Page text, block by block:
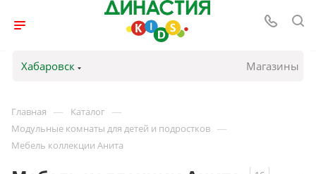
Хабаровск Магазины
Главная — Каталог —
Модульные комнаты для детей и подростков —
Мебель коллекции Анита